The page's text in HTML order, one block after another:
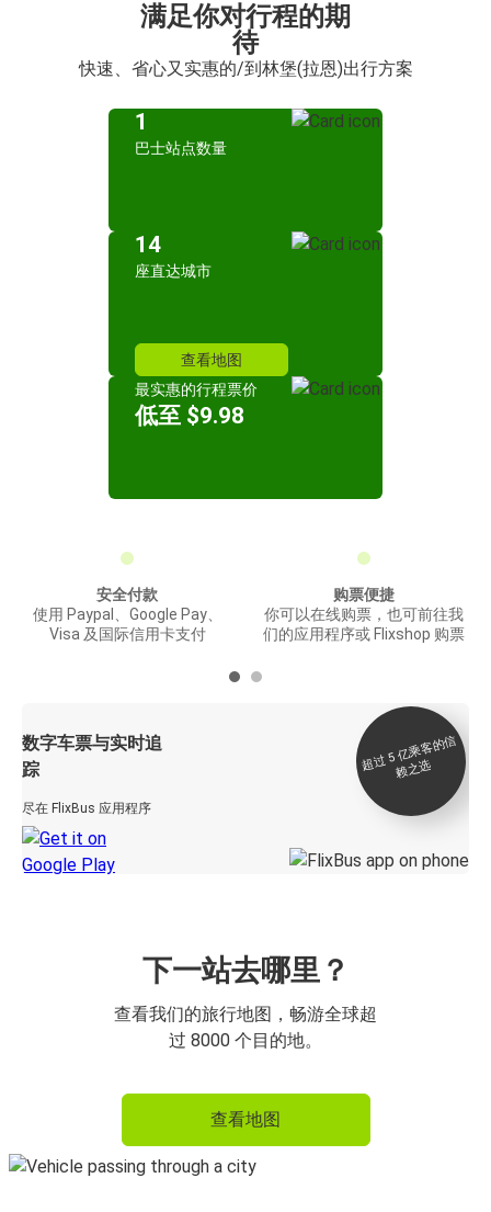
满足你对行程的期
待
快速、省心又实惠的/到林堡(拉恩)出行方案
1
巴士站点数量
14
座直达城市
查看地图
最实惠的行程票价
低至 $9.98
安全付款
使用 Paypal、Google Pay、
Visa 及国际信用卡支付
购票便捷
你可以在线购票，也可前往我
们的应用程序或 Flixshop 购票
数字车票与实时追
踪
尽在 FlixBus 应用程序
超
过 5
亿
乘
客
的
信
赖
之
选
下一站去哪里？
查看我们的旅行地图，畅游全球超
过 8000 个目的地。
查看地图